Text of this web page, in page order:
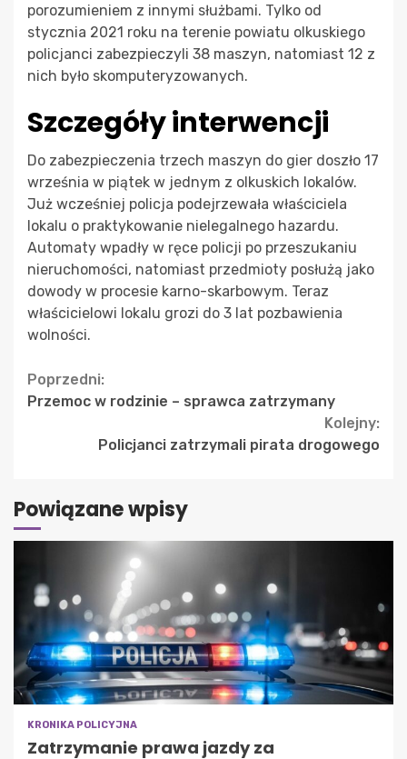
porozumieniem z innymi służbami. Tylko od
stycznia 2021 roku na terenie powiatu olkuskiego
policjanci zabezpieczyli 38 maszyn, natomiast 12 z
nich było skomputeryzowanych.
Szczegóły interwencji
Do zabezpieczenia trzech maszyn do gier doszło 17
września w piątek w jednym z olkuskich lokalów.
Już wcześniej policja podejrzewała właściciela
lokalu o praktykowanie nielegalnego hazardu.
Automaty wpadły w ręce policji po przeszukaniu
nieruchomości, natomiast przedmioty posłużą jako
dowody w procesie karno-skarbowym. Teraz
właścicielowi lokalu grozi do 3 lat pozbawienia
wolności.
Continue
Poprzedni:
Przemoc w rodzinie – sprawca zatrzymany
Kolejny:
Policjanci zatrzymali pirata drogowego
Powiązane wpisy
KRONIKA POLICYJNA
Zatrzymanie prawa jazdy za